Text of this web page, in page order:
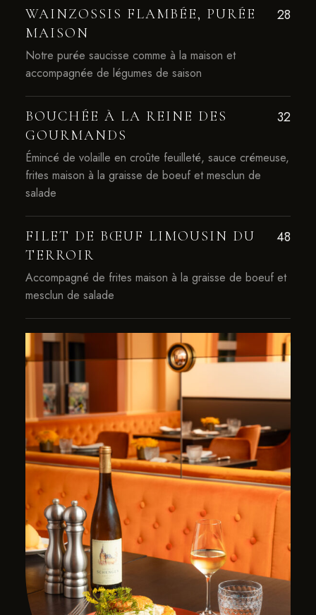
WAINZOSSIS FLAMBÉE, PURÉE
MAISON
28
Notre purée saucisse comme à la maison et
accompagnée de légumes de saison
BOUCHÉE À LA REINE DES
GOURMANDS
32
Émincé de volaille en croûte feuilleté, sauce crémeuse,
frites maison à la graisse de boeuf et mesclun de
salade
FILET DE BŒUF LIMOUSIN DU
TERROIR
48
Accompagné de frites maison à la graisse de boeuf et
mesclun de salade